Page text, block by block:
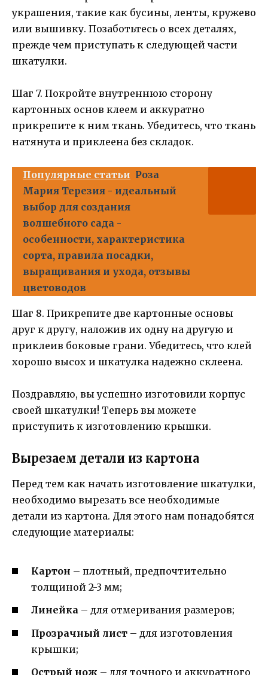
украшения, такие как бусины, ленты, кружево
или вышивку. Позаботьтесь о всех деталях,
прежде чем приступать к следующей части
шкатулки.
Шаг 7. Покройте внутреннюю сторону
картонных основ клеем и аккуратно
прикрепите к ним ткань. Убедитесь, что ткань
натянута и приклеена без складок.
Популярные статьи Роза
Мария Терезия - идеальный
выбор для создания
волшебного сада -
особенности, характеристика
сорта, правила посадки,
выращивания и ухода, отзывы
цветоводов
Шаг 8. Прикрепите две картонные основы
друг к другу, наложив их одну на другую и
приклеив боковые грани. Убедитесь, что клей
хорошо высох и шкатулка надежно склеена.
Поздравляю, вы успешно изготовили корпус
своей шкатулки! Теперь вы можете
приступить к изготовлению крышки.
Вырезаем детали из картона
Перед тем как начать изготовление шкатулки,
необходимо вырезать все необходимые
детали из картона. Для этого нам понадобятся
следующие материалы:
Картон – плотный, предпочтительно
толщиной 2-3 мм;
Линейка – для отмеривания размеров;
Прозрачный лист – для изготовления
крышки;
Острый нож – для точного и аккуратного